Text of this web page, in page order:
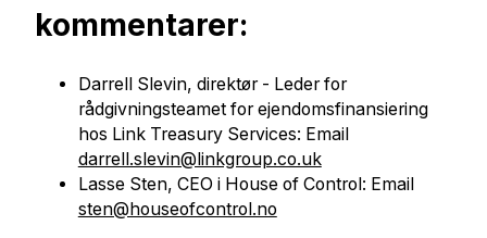
kommentarer:
Darrell Slevin, direktør - Leder for
rådgivningsteamet for ejendomsfinansiering
hos Link Treasury Services: Email
darrell.slevin@linkgroup.co.uk
Lasse Sten, CEO i House of Control: Email
sten@houseofcontrol.no